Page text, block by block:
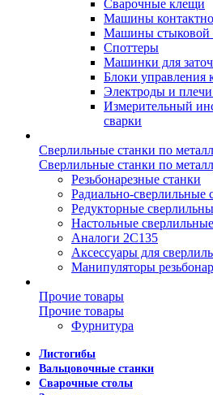
Сварочные клещи
Машины
Машины стыковой
Споттеры
Машинки для
Блоки управления
Электроды и плечи
Измерительный
сварки
Сверлильные станки по
Сверлильные станки по
Резьбонарезные станки
Радиально-сверлильные
Редукторные
Настольные
Аналоги 2С135
Аксессуары для
Манипуляторы
Прочие товары
Прочие товары
Фурнитура
Листогибы
Вальцовочные станки
Сварочные столы